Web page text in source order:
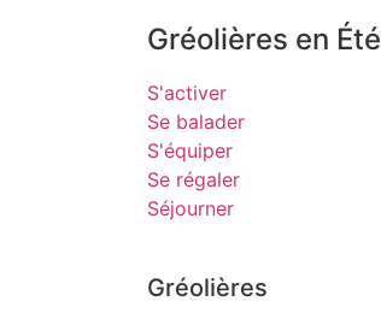
Gréolières en Été
S'activer
Se balader
S'équiper
Se régaler
Séjourner
Gréolières